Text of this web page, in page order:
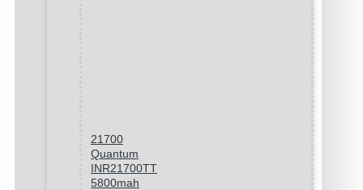
21700
Quantum
INR21700TT
5800mah